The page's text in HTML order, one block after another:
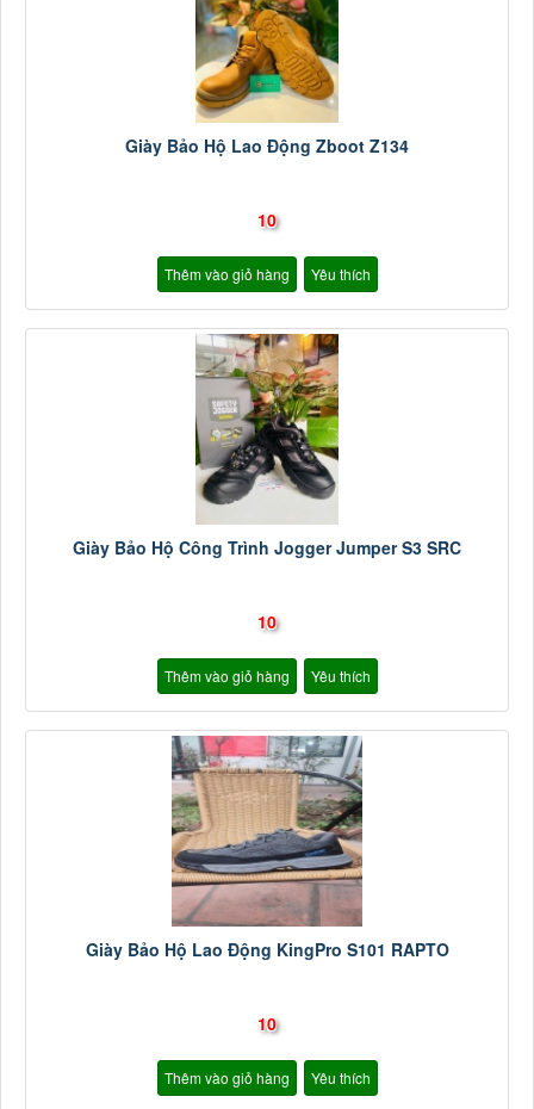
Giày Bảo Hộ Lao Động Zboot Z134
10
Thêm vào giỏ hàng Yêu thích
Giày Bảo Hộ Công Trình Jogger Jumper S3 SRC
10
Thêm vào giỏ hàng Yêu thích
Giày Bảo Hộ Lao Động KingPro S101 RAPTO
10
Thêm vào giỏ hàng Yêu thích